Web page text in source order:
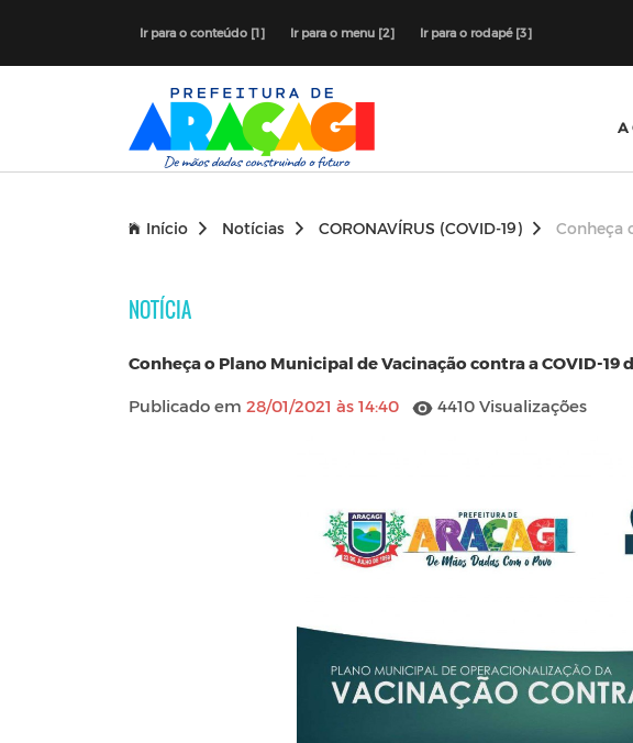
Ir para o conteúdo [1] Ir para o menu [2] Ir para o rodapé [3]
A
Início Notícias CORONAVÍRUS (COVID-19) Conheça
NOTÍCIA
Conheça o Plano Municipal de Vacinação contra a COVID-19
Publicado em 28/01/2021 às 14:40 4410 Visualizações